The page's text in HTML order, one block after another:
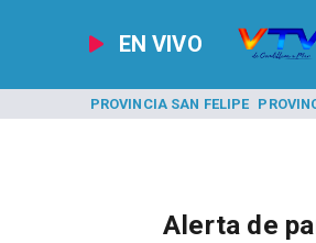
EN VIVO
PROVINCIA SAN FELIPE
Alerta de